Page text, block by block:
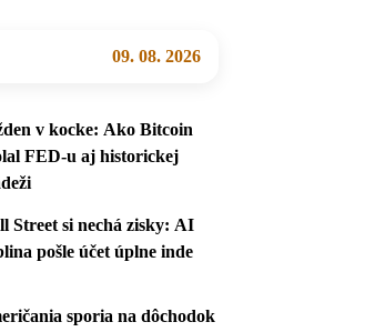
09. 08. 2026
v kocke: Ako Bitcoin
FED-u aj historickej
Street si nechá zisky: AI
pošle účet úplne inde
sporia na dôchodok